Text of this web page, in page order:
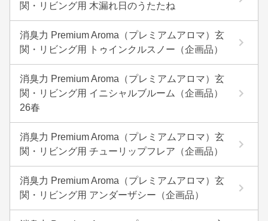
関・リビング用 木漏れ日のうたたね
消臭力 Premium Aroma（プレミアムアロマ）玄
関・リビング用 トゥインクルスノー（企画品）
消臭力 Premium Aroma（プレミアムアロマ）玄
関・リビング用 イニシャルブルーム（企画品）
26春
消臭力 Premium Aroma（プレミアムアロマ）玄
関・リビング用 チューリップフレア（企画品）
消臭力 Premium Aroma（プレミアムアロマ）玄
関・リビング用 アンダーザシー（企画品）